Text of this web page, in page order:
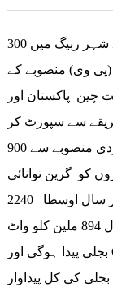
بیجنگ:انرجی چائنا گروپ نے سعودی عرب کے شہر ربیگ میں 300
(پی وی) منصوبے کے
چین پاکستان اور
سے سپورٹ کر
رہا ہے۔ گوادر پرو کے مطابق امید ہے کہ سعودی منصوبے سے 900
پیدا ہوں گی اور 45300 گھروں کو گرین توانائی
ملے گی۔ تکمیل کے بعد اس منصوبے سے ہر سال اوسطا 2240
کلو واٹ بجلی پیدا ہوگی، جس سے پہلے سال 894 ملین کلو واٹ
بجلی پیدا ہوگی اور CO2 کے اخراج میں 779900 ٹن کمی واقع
25 سالوں میں بجلی کی کل پیداوار